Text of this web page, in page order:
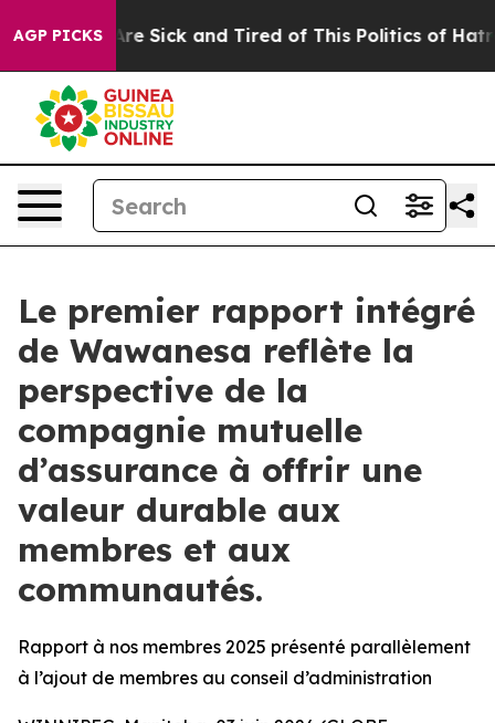
AGP PICKSAre Sick and Tired of This Politics of Hatred”
Le premier rapport intégré
de Wawanesa reflète la
perspective de la
compagnie mutuelle
d’assurance à offrir une
valeur durable aux
membres et aux
communautés.
Rapport à nos membres 2025 présenté parallèlement
à l’ajout de membres au conseil d’administration